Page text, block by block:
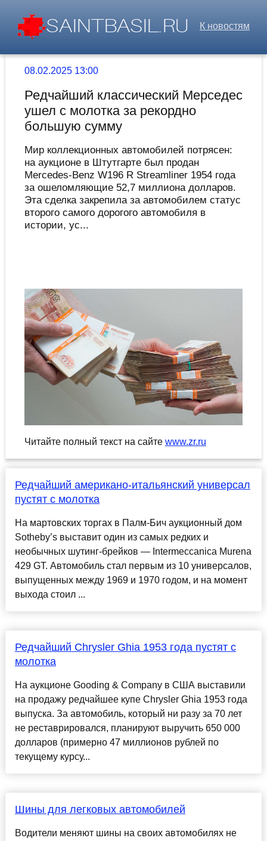
К новостям
08.02.2025 13:00
Редчайший классический Мерседес
ушел с молотка за рекордно
большую сумму
Мир коллекционных автомобилей потрясен:
на аукционе в Штутгарте был продан
Mercedes-Benz W196 R Streamliner 1954 года
за ошеломляющие 52,7 миллиона долларов.
Эта сделка закрепила за автомобилем статус
второго самого дорогого автомобиля в
истории, ус...
Читайте полный текст на сайте www.zr.ru
Редчайший американо-итальянский универсал
пустят с молотка
На мартовских торгах в Палм-Бич аукционный дом
Sotheby’s выставит один из самых редких и
необычных шутинг-брейков — Intermeccanica Murena
429 GT. Автомобиль стал первым из 10 универсалов,
выпущенных между 1969 и 1970 годом, и на момент
выхода стоил ...
Редчайший Chrysler Ghia 1953 года пустят с
молотка
На аукционе Gooding & Company в США выставили
на продажу редчайшее купе Chrysler Ghia 1953 года
выпуска. За автомобиль, который ни разу за 70 лет
не реставрировался, планируют выручить 650 000
долларов (примерно 47 миллионов рублей по
текущему курсу...
Шины для легковых автомобилей
Водители меняют шины на своих автомобилях не